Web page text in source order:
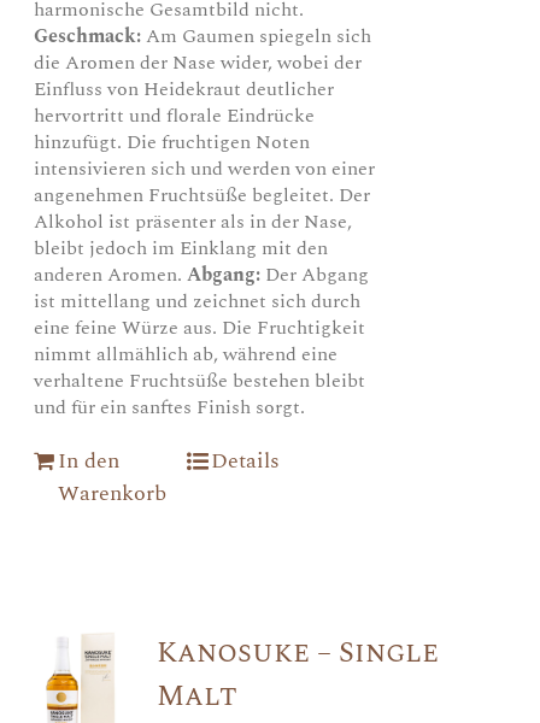
harmonische Gesamtbild nicht.
Geschmack:Am Gaumen spiegeln sich
die Aromen der Nase wider, wobei der
Einfluss von Heidekraut deutlicher
hervortritt und florale Eindrücke
hinzufügt. Die fruchtigen Noten
intensivieren sich und werden von einer
angenehmen Fruchtsüße begleitet. Der
Alkohol ist präsenter als in der Nase,
bleibt jedoch im Einklang mit den
anderen Aromen.Abgang: Der Abgang
ist mittellang und zeichnet sich durch
eine feine Würze aus. Die Fruchtigkeit
nimmt allmählich ab, während eine
verhaltene Fruchtsüße bestehen bleibt
und für ein sanftes Finish sorgt.
In den
Warenkorb
Details
Kanosuke – Single
Malt